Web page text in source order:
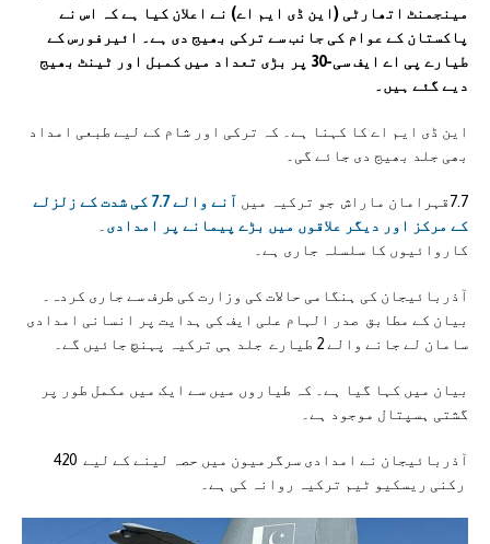
مینجمنٹ اتھارٹی (این ڈی ایم اے) نے اعلان کیا ہے کہ اس نے
پاکستان کے عوام کی جانب سے ترکی بھیج دی ہے۔ ائیرفورس کے
طیارے پی اے ایف سی-30 پر بڑی تعداد میں کمبل اور ٹینٹ بھیج
دیے گئے ہیں۔
این ڈی ایم اے کا کہنا ہے۔ کہ ترکی اور شام کے لیے طبعی امداد
بھی جلد بھیج دی جائے گی۔
7.7قہرامان ماراش جو ترکیہ میں
آنے والے 7.7 کی شدت کے زلزلے
کے مرکز اور دیگر علاقوں میں بڑے پیمانے پر امدادی
کاروائیوں کا سلسلہ جاری ہے۔
آذربائیجان کی ہنگامی حالات کی وزارت کی طرف سے جاری کردہ۔
بیان کے مطابق صدر الہام علی ایف کی ہدایت پر انسانی امدادی
سامان لے جانے والے 2 طیارے جلد ہی ترکیہ پہنچ جائیں گے۔
بیان میں کہا گیا ہے۔ کہ طیاروں میں سے ایک میں مکمل طور پر
گشتی ہسپتال موجود ہے۔
آذربائیجان نے امدادی سرگرمیون میں حصہ لینے کے لیے 420
رکنی ریسکیو ٹیم ترکیہ روانہ کی ہے۔